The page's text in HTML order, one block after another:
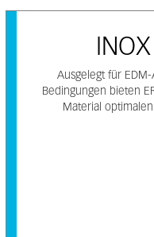
Ausgelegt für
Bedingungen bieten
Material